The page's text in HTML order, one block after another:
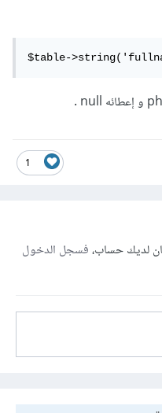
$table-
1
لديك حساب،فسجل الدخول